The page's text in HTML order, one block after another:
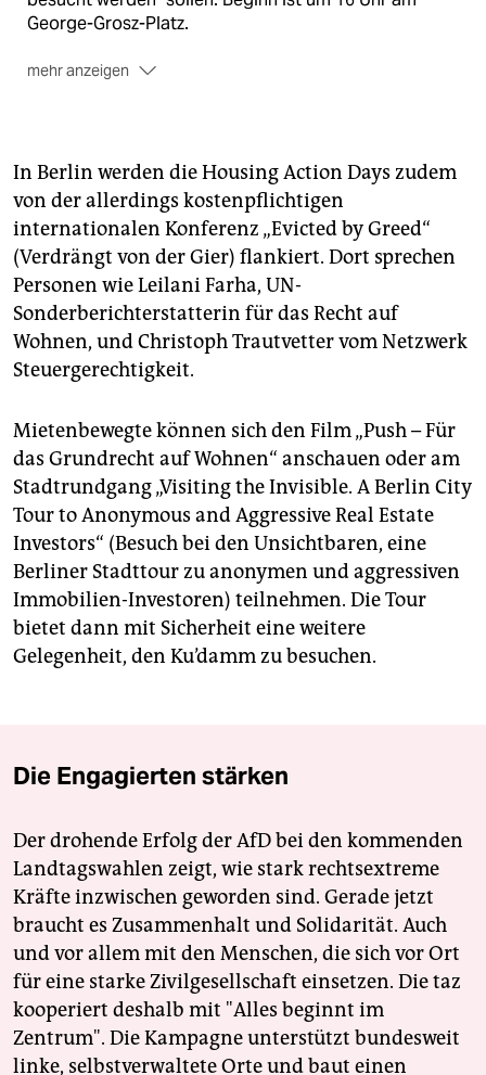
George-Grosz-Platz.
mehr anzeigen
Mieterorganisationen soll auch gleich auf den
gleichfalls internationalenHousing Action Dayam 28.
März verweisen, an dem man sich in Berlin um 13 Uhr
auf dem Potsdamer Platz zum Mietenprotest trifft.
In Berlin werden die Housing Action Days zudem
von der allerdings kostenpflichtigen
internationalen Konferenz „Evicted by Greed“
(Verdrängt von der Gier) flankiert. Dort sprechen
Personen wie Leilani Farha, UN-
Sonderberichterstatterin für das Recht auf
Wohnen, und Christoph Trautvetter vom Netzwerk
Steuergerechtigkeit.
Mietenbewegte können sich den Film „Push – Für
das Grundrecht auf Wohnen“ anschauen oder am
Stadtrundgang „Visiting the Invisible. A Berlin City
Tour to Anonymous and Aggressive Real Estate
Investors“ (Besuch bei den Unsichtbaren, eine
Berliner Stadttour zu anonymen und aggressiven
Immobilien-Investoren) teilnehmen. Die Tour
bietet dann mit Sicherheit eine weitere
Gelegenheit, den Ku’damm zu besuchen.
Die Engagierten stärken
Der drohende Erfolg der AfD bei den kommenden
Landtagswahlen zeigt, wie stark rechtsextreme
Kräfte inzwischen geworden sind. Gerade jetzt
braucht es Zusammenhalt und Solidarität. Auch
und vor allem mit den Menschen, die sich vor Ort
für eine starke Zivilgesellschaft einsetzen. Die taz
kooperiert deshalb mit "Alles beginnt im
Zentrum". Die Kampagne unterstützt bundesweit
linke, selbstverwaltete Orte und baut einen